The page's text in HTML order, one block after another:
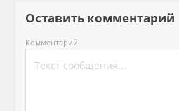
Оставить комментарий
Комментарий